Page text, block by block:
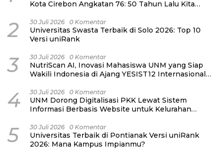
Kota Cirebon Angkatan 76: 50 Tahun Lalu Kita
2 30 Juli 2026 0 Komentar
Universitas Swasta Terbaik di Solo 2026: Top 10
Versi uniRank
3 30 Juli 2026 0 Komentar
NutriScan AI, Inovasi Mahasiswa UNM yang Siap
Wakili Indonesia di Ajang YESIST12 Internasional
4 30 Juli 2026 0 Komentar
UNM Dorong Digitalisasi PKK Lewat Sistem
Informasi Berbasis Website untuk Kelurahan
5 30 Juli 2026 0 Komentar
Universitas Terbaik di Pontianak Versi uniRank
2026: Mana Kampus Impianmu?